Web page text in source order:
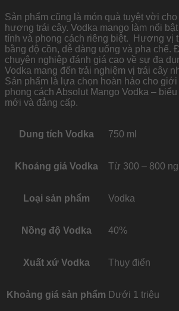
Sản phẩm cũng là món quà tuyệt vời
hương trái cây. Vodka mango làm nổi
tính và phong cách riêng biệt. Hương vị
bằng độ cồn, dễ dàng uống và pha chế.
chuyên nghiệp đánh giá cao về sự đa
Vodka mang đến trải nghiệm vị trái cây
Sản phẩm là lựa chọn hoàn hảo cho giới
phong cách Absolut Mango Vodka –
mới và đẳng cấp.
Dung tích Vodka 750 ml
Khoảng giá Vodka Từ 300 – 800
Loại sản phẩm Vodka
Nồng độ Vodka 40%
Xuất xứ Vodka Thụy điển
Khoảng giá sản phẩm Dưới 1 triệu